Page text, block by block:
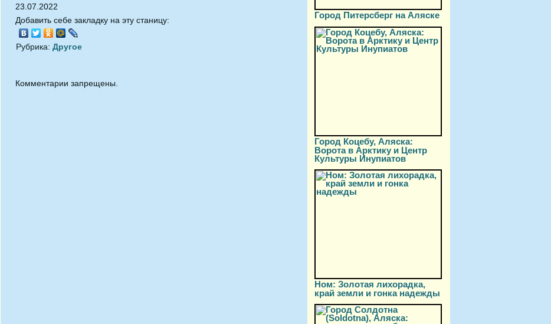
23.07.2022
Добавить себе закладку на эту станицу:
Рубрика: Другое
Комментарии запрещены.
Город Питерсберг на Аляске
Город Коцебу, Аляска:
Ворота в Арктику и Центр
Культуры Инупиатов
Ном: Золотая лихорадка,
край земли и гонка надежды